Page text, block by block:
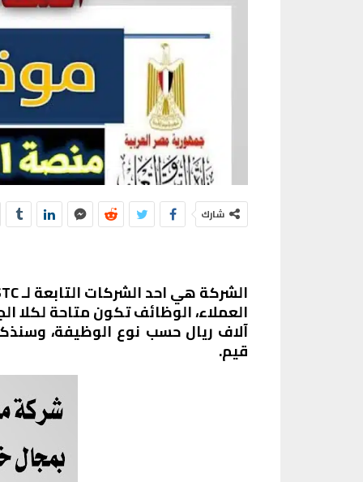
شارك
الشركة هي احد الشركات التابعة لـ
العملاء، الوظائف تكون متاحة لكلا
آلاف ريال حسب نوع الوظيفة،
قيم.